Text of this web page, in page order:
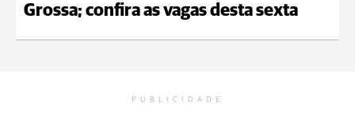
Grossa; confira as vagas desta sexta
PUBLICIDADE